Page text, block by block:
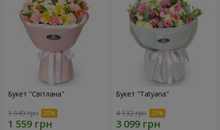
Букет "Світлана"
1 949 грн
Букет "Tatyana"
4 132 грн